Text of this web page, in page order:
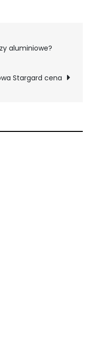
aluminiowe?
Stargard cena